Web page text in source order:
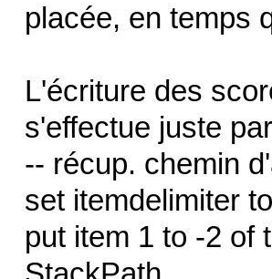
placée, en temps
L'écriture des
s'effectue juste
-- récup. chemin
set itemdelimiter
put item 1 to -2 of